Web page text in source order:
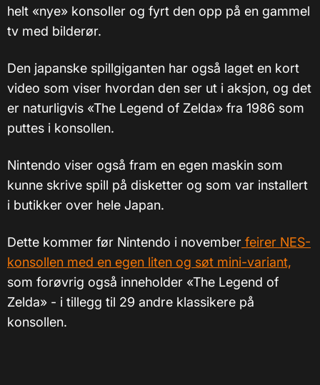
helt «nye» konsoller og fyrt den opp på en gammel
tv med bilderør.
Den japanske spillgiganten har også laget en kort
video som viser hvordan den ser ut i aksjon, og det
er naturligvis «The Legend of Zelda» fra 1986 som
puttes i konsollen.
Nintendo viser også fram en egen maskin som
kunne skrive spill på disketter og som var installert
i butikker over hele Japan.
Dette kommer før Nintendo i november feirer NES-
konsollen med en egen liten og søt mini-variant,
som forøvrig også inneholder «The Legend of
Zelda» - i tillegg til 29 andre klassikere på
konsollen.